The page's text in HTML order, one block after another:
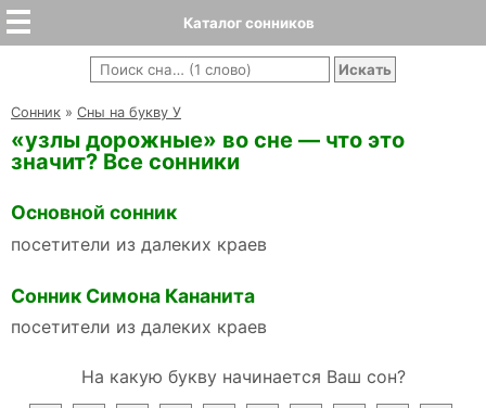
Каталог сонников
Cонник » Сны на букву У
«узлы дорожные» во сне — что это
значит? Все сонники
Основной сонник
посетители из далеких краев
Сонник Симона Кананита
посетители из далеких краев
На какую букву начинается Ваш сон?